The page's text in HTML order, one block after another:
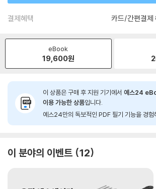
결제혜택 카드/간편결제
eBook
19,600원
이 상품은 구매 후 지원 기기에서 예스24
이용 가능한 상품입니다.
예스24만의 독보적인 PDF 필기 기능을 경험
이 분야의 이벤트 12